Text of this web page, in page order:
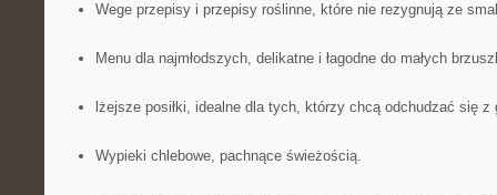
Wege przepisy i przepisy roślinne, które nie rezygnują ze
Menu dla najmłodszych, delikatne i łagodne do małych
lżejsze posiłki, idealne dla tych, którzy chcą odchudzać się z
Wypieki chlebowe, pachnące świeżością.